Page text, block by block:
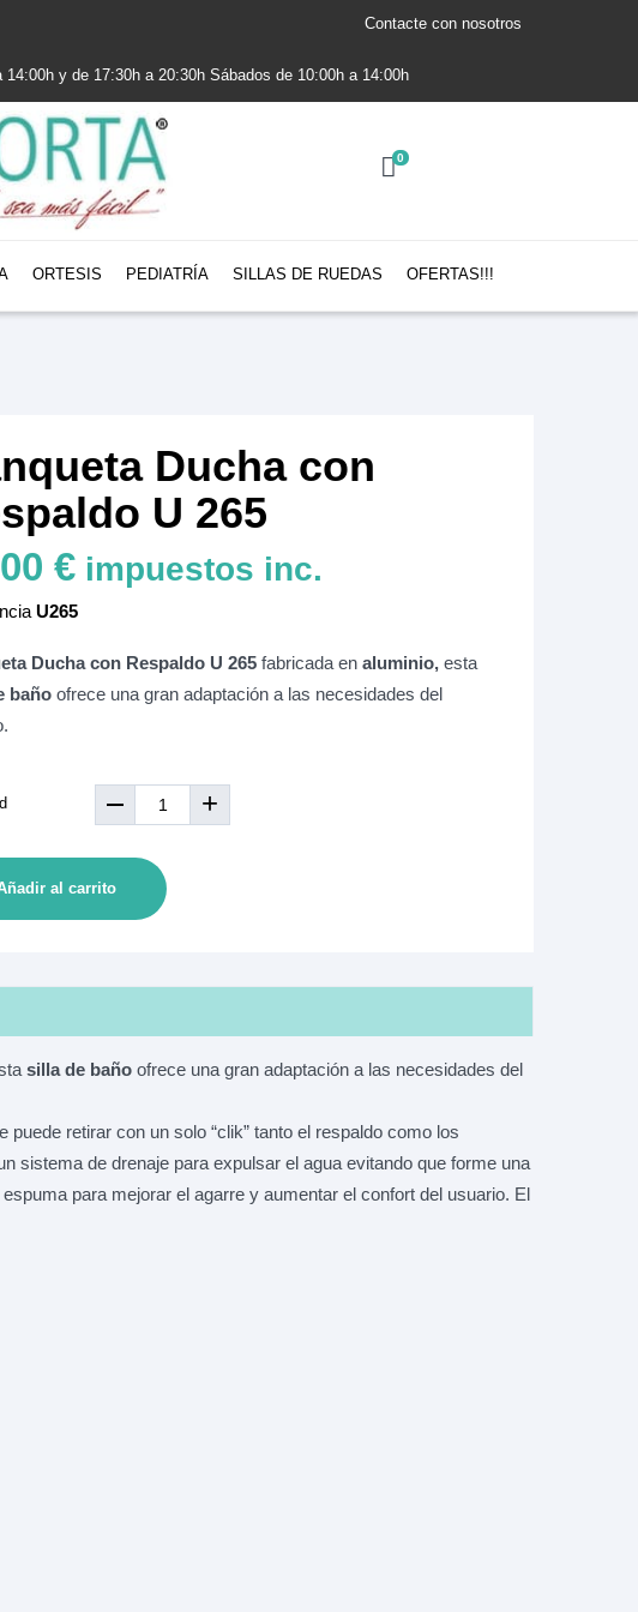
Contacte con nosotros
y de 17:30h a 20:30h Sábados de 10:00h a 14:00h
0
ORTESIS PEDIATRÍA SILLAS DE RUEDAS OFERTAS!!!
Ducha con
U 265
€ impuestos inc.
U265
Ducha con Respaldo U 265 fabricada en aluminio, esta
baño ofrece una gran adaptación a las necesidades del
+
al carrito
silla de baño ofrece una gran adaptación a las necesidades del
retirar con un solo “clik” tanto el respaldo como los
sistema de drenaje para expulsar el agua evitando que forme una
para mejorar el agarre y aumentar el confort del usuario. El